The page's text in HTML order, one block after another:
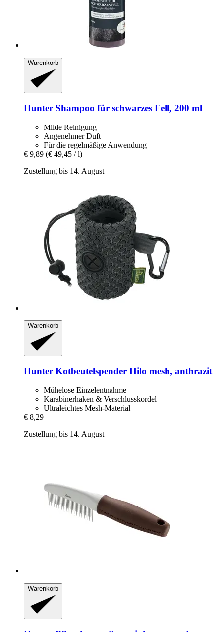
Warenkorb
Hunter Shampoo für schwarzes Fell, 200 ml
Milde Reinigung
Angenehmer Duft
Für die regelmäßige Anwendung
€ 9,89 (€ 49,45 / l)
Zustellung bis 14. August
Warenkorb
Hunter Kotbeutelspender Hilo mesh, anthrazit
Mühelose Einzelentnahme
Karabinerhaken & Verschlusskordel
Ultraleichtes Mesh-Material
€ 8,29
Zustellung bis 14. August
Warenkorb